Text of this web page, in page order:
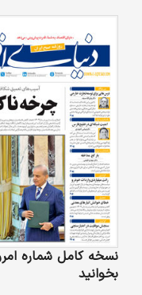
نسخه کامل شماره
بخوانید